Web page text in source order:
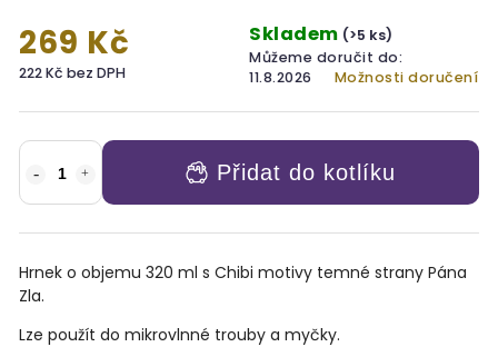
269 Kč
222 Kč bez DPH
Skladem (>5 ks)
Můžeme doručit do:
11.8.2026
Možnosti doručení
Přidat do kotlíku
Hrnek o objemu 320 ml s Chibi motivy temné strany Pána
Zla.
Lze použít do mikrovlnné trouby a myčky.